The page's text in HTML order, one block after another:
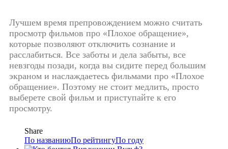
Лучшем время препровождением можно считать
просмотр фильмов про «Плохое обращение»,
которые позволяют отключить сознание и
расслабиться. Все заботы и дела забыты, все
невзгоды позади, когда вы сидите перед большим
экраном и наслаждаетесь фильмами про «Плохое
обращение». Поэтому не стоит медлить, просто
выберете свой фильм и приступайте к его
просмотру.
Share
По названиюПо рейтингуПо году